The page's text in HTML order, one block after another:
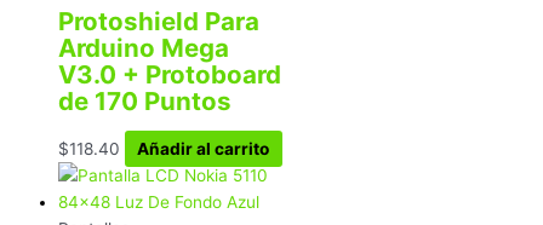
Protoshield Para
Arduino Mega
V3.0 + Protoboard
de 170 Puntos
$118.40 Añadir al carrito